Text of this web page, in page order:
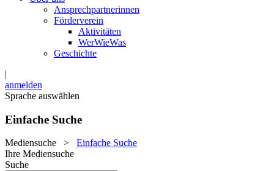
Ansprechpartnerinnen
Förderverein
Aktivitäten
WerWieWas
Geschichte
|
anmelden
Sprache auswählen
Einfache Suche
Mediensuche > Einfache Suche
Ihre Mediensuche
Suche